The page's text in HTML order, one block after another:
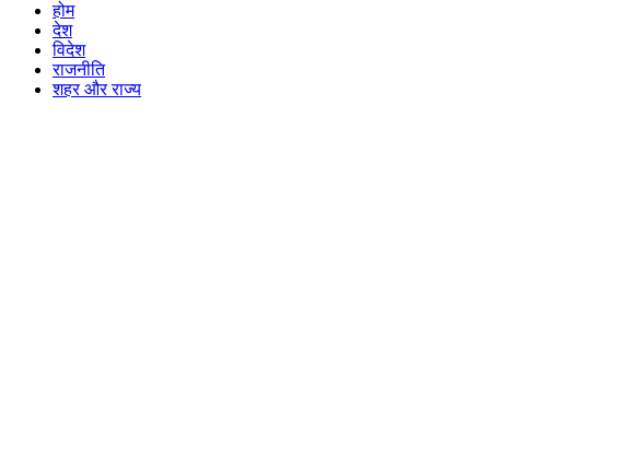
होम
देश
विदेश
राजनीति
शहर और राज्य